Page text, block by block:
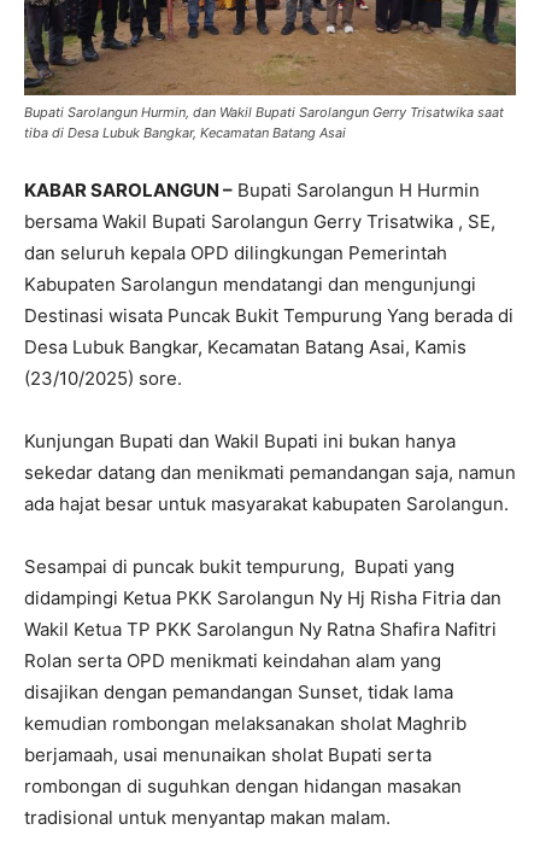
Bupati Sarolangun Hurmin, dan Wakil Bupati Sarolangun Gerry Trisatwika saat
tiba di Desa Lubuk Bangkar, Kecamatan Batang Asai
KABAR SAROLANGUN – Bupati Sarolangun H Hurmin
bersama Wakil Bupati Sarolangun Gerry Trisatwika , SE,
dan seluruh kepala OPD dilingkungan Pemerintah
Kabupaten Sarolangun mendatangi dan mengunjungi
Destinasi wisata Puncak Bukit Tempurung Yang berada di
Desa Lubuk Bangkar, Kecamatan Batang Asai, Kamis
(23/10/2025) sore.
Kunjungan Bupati dan Wakil Bupati ini bukan hanya
sekedar datang dan menikmati pemandangan saja, namun
ada hajat besar untuk masyarakat kabupaten Sarolangun.
Sesampai di puncak bukit tempurung, Bupati yang
didampingi Ketua PKK Sarolangun Ny Hj Risha Fitria dan
Wakil Ketua TP PKK Sarolangun Ny Ratna Shafira Nafitri
Rolan serta OPD menikmati keindahan alam yang
disajikan dengan pemandangan Sunset, tidak lama
kemudian rombongan melaksanakan sholat Maghrib
berjamaah, usai menunaikan sholat Bupati serta
rombongan di suguhkan dengan hidangan masakan
tradisional untuk menyantap makan malam.